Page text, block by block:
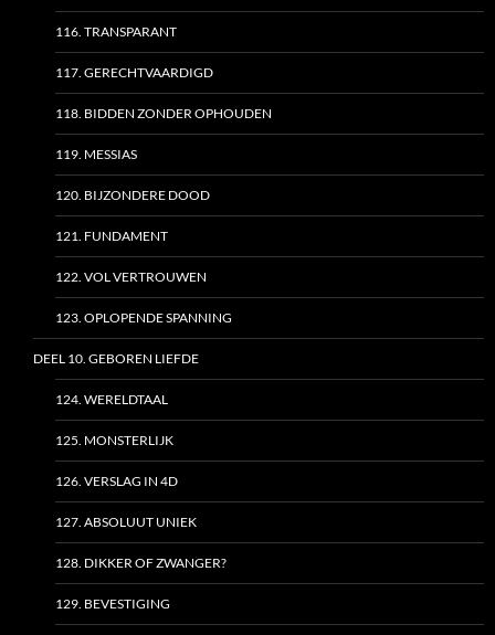
116. TRANSPARANT
117. GERECHTVAARDIGD
118. BIDDEN ZONDER OPHOUDEN
119. MESSIAS
120. BIJZONDERE DOOD
121. FUNDAMENT
122. VOL VERTROUWEN
123. OPLOPENDE SPANNING
DEEL 10. GEBOREN LIEFDE
124. WERELDTAAL
125. MONSTERLIJK
126. VERSLAG IN 4D
127. ABSOLUUT UNIEK
128. DIKKER OF ZWANGER?
129. BEVESTIGING